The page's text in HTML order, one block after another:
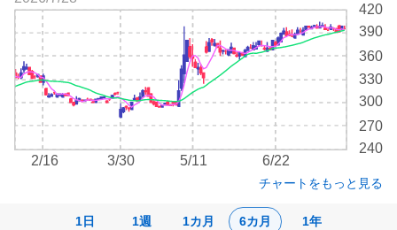
1日 1週 1カ月 6カ月 1年
240
270
300
330
360
390
420
2/16 3/30 5/11 6/22
チャートをもっと見る